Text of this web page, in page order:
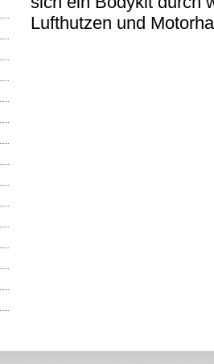
Lufthutzen und